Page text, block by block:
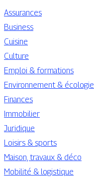
Assurances
Business
Cuisine
Culture
Emploi & formations
Environnement & écologie
Finances
Immobilier
Juridique
Loisirs & sports
Maison, travaux & déco
Mobilité & logistique